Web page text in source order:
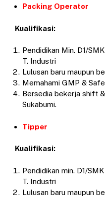
Packing Operator
Kualifikasi:
Pendidikan Min. D1/
T. Industri
Lulusan baru maupun
Memahami GMP &
Bersedia bekerja shift
Sukabumi.
Tipper
Kualifikasi:
Pendidikan min. D1/
T. Industri
Lulusan baru maupun